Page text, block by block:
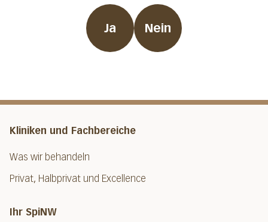
Ja Nein
Kliniken und Fachbereiche
Was wir behandeln
Privat, Halbprivat und Excellence
Ihr SpiNW